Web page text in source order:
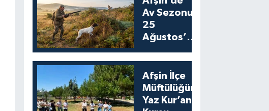
Av Sezonu
25
Ağustos’ta
Avıyla
Açılıyor
Afşin İlçe
Müftülüğünden
Yaz Kur’an